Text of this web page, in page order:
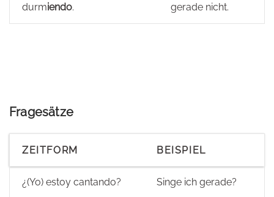
durmiendo.
gerade nicht.
Fragesätze
ZEITFORM BEISPIEL
¿(Yo) estoy cantando? Singe ich gerade?